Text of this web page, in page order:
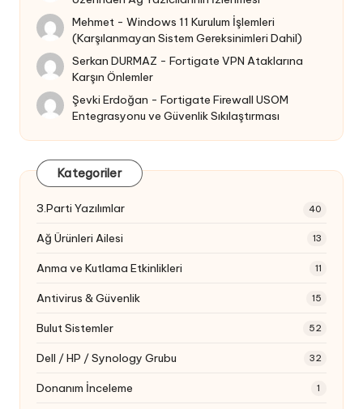
Mehmet -Windows 11 Kurulum İşlemleri
(Karşılanmayan Sistem Gereksinimleri Dahil)
Serkan DURMAZ -Fortigate VPN Ataklarına
Karşın Önlemler
Şevki Erdoğan -Fortigate Firewall USOM
Entegrasyonu ve Güvenlik Sıkılaştırması
Kategoriler
3.Parti Yazılımlar 40
Ağ Ürünleri Ailesi 13
Anma ve Kutlama Etkinlikleri 11
Antivirus & Güvenlik 15
Bulut Sistemler 52
Dell / HP / Synology Grubu 32
Donanım İnceleme 1